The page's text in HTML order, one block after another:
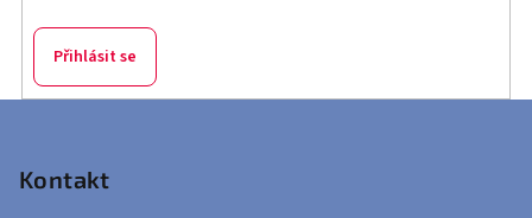
Přihlásit se
Kontakt